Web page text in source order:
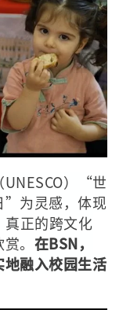
UNESCO）“世
”为灵感，体现
真正的跨文化
。 在BSN，
融入校园生活